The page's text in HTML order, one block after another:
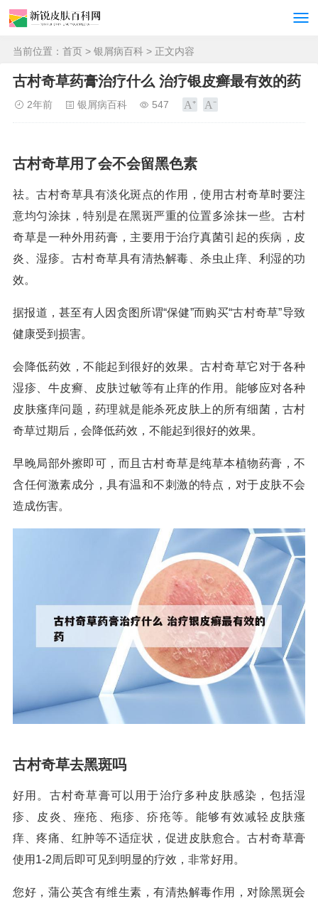
当前位置： 首页 > 银屑病百科 > 正文内容
古村奇草药膏治疗什么 治疗银皮癣最有效的药
2年前 银屑病百科 547
古村奇草用了会不会留黑色素
祛。古村奇草具有淡化斑点的作用，使用古村奇草时要注
意均匀涂抹，特别是在黑斑严重的位置多涂抹一些。古村
奇草是一种外用药膏，主要用于治疗真菌引起的疾病，皮
炎、湿疹。古村奇草具有清热解毒、杀虫止痒、利湿的功
效。
据报道，甚至有人因贪图所谓“保健”而购买“古村奇草”导致
健康受到损害。
会降低药效，不能起到很好的效果。古村奇草它对于各种
湿疹、牛皮癣、皮肤过敏等有止痒的作用。能够应对各种
皮肤瘙痒问题，药理就是能杀死皮肤上的所有细菌，古村
奇草过期后，会降低药效，不能起到很好的效果。
早晚局部外擦即可，而且古村奇草是纯草本植物药膏，不
含任何激素成分，具有温和不刺激的特点，对于皮肤不会
造成伤害。
古村奇草去黑斑吗
好用。古村奇草膏可以用于治疗多种皮肤感染，包括湿
疹、皮炎、痤疮、疱疹、疥疮等。能够有效减轻皮肤瘙
痒、疼痛、红肿等不适症状，促进皮肤愈合。古村奇草膏
使用1-2周后即可见到明显的疗效，非常好用。
您好，蒲公英含有维生素，有清热解毒作用，对除黑斑会